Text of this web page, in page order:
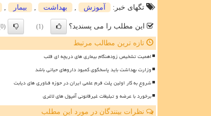
تگهای خبر: آموزش بهداشت بیمار
این مطلب را می پسندید؟ (1)
(0)
تازه ترین مطالب مرتبط
اهمیت تشخیص زودهنگام بیماری های دریچه ای قلب
وزارت بهداشت باید پاسخگوی کمبود داروهای حیاتی باشد
شروع به کار اولین پلت فرم علمی ایران در حوزه فناوری های دیابت
برخورد با عرضه و تبلیغات غیرقانونی آمپول های لاغری
نظرات بینندگان در مورد این مطلب